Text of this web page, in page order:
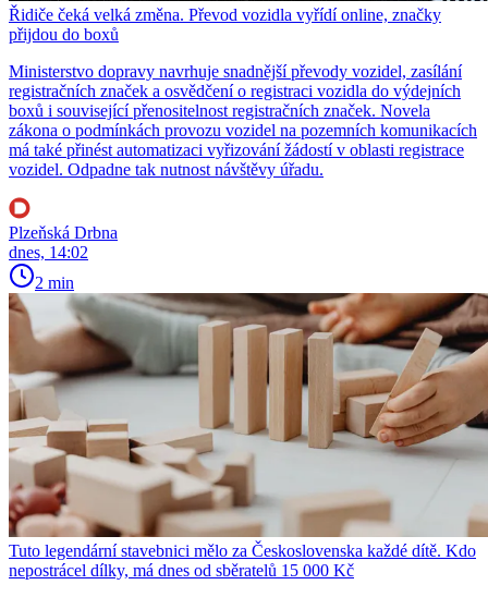
Řidiče čeká velká změna. Převod vozidla vyřídí online, značky
přijdou do boxů
Ministerstvo dopravy navrhuje snadnější převody vozidel, zasílání
registračních značek a osvědčení o registraci vozidla do výdejních
boxů i související přenositelnost registračních značek. Novela
zákona o podmínkách provozu vozidel na pozemních komunikacích
má také přinést automatizaci vyřizování žádostí v oblasti registrace
vozidel. Odpadne tak nutnost návštěvy úřadu.
Plzeňská Drbna
dnes, 14:02
2 min
Tuto legendární stavebnici mělo za Československa každé dítě. Kdo
nepostrácel dílky, má dnes od sběratelů 15 000 Kč